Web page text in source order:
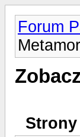
Forum
Strony